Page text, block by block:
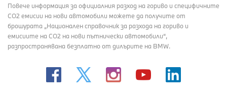
Повече информация за официалния разход на гориво и специфичните
СО2 емисии на нови автомобили можете да получите от
брошурата „Национален справочник за разхода на гориво и
емисиите на CO2 на нови пътнически автомобили“,
разпространявана безплатно от дилърите на BMW.